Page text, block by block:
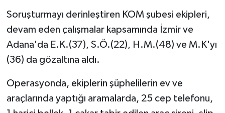
Soruşturmayı derinleştiren KOM şubesi ekipleri,
devam eden çalışmalar kapsamında İzmir ve
Adana'da E.K.(37), S.Ö.(22), H.M.(48) ve M.K'yı
(36) da gözaltına aldı.
Operasyonda, ekiplerin şüphelilerin ev ve
araçlarında yaptığı aramalarda, 25 cep telefonu,